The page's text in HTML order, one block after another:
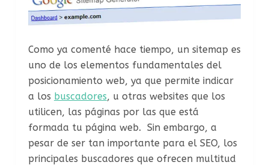
Como ya comenté hace tiempo, un sitemap es
uno de los elementos fundamentales del
posicionamiento web, ya que permite indicar
a los buscadores, u otras websites que los
utilicen, las páginas por las que está
formada tu página web. Sin embargo, a
pesar de ser tan importante para el SEO, los
principales buscadores que ofrecen multitud